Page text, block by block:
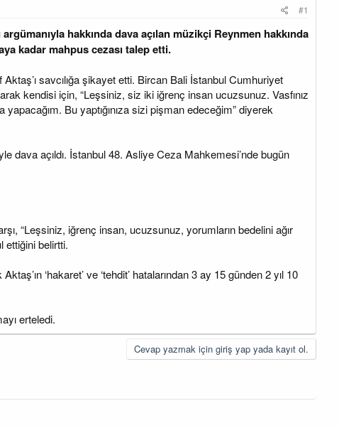
#1
hakkında dava açılan müzikçi Reynmen hakkında
kadar mahpus cezası talep etti.
savcılığa şikayet etti. Bircan Bali İstanbul Cumhuriyet
kendisi için, “Leşsiniz, siz iki iğrenç insan ucuzsunuz. Vasfınız
Bu yaptığınıza sizi pişman edeceğim” diyerek
dava açıldı. İstanbul 48. Asliye Ceza Mahkemesi’nde bugün
“Leşsiniz, iğrenç insan, ucuzsunuz, yorumların bedelini ağır
ettiğini belirtti.
‘hakaret’ ve ‘tehdit’ hatalarından 3 ay 15 günden 2 yıl 10
erteledi.
Cevap yazmak için giriş yap yada kayıt ol.